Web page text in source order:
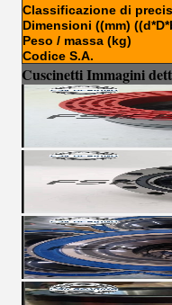
Classificazione di
Dimensioni ((mm)
Peso / massa (kg)
Codice S.A.
Cuscinetti Immagini